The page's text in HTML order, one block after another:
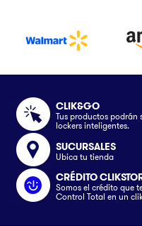
CLIK&GO
Tus productos podrán
lockers inteligentes.
SUCURSALES
Ubica tu tienda
CRÉDITO
Somos el crédito que
Control Total en un